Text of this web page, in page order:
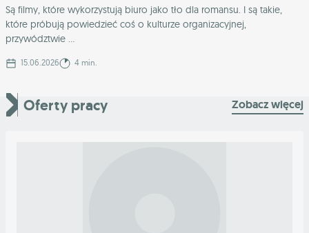
Są filmy, które wykorzystują biuro jako tło dla romansu. I są takie,
które próbują powiedzieć coś o kulturze organizacyjnej,
przywództwie ...
15.06.2026 4 min.
Oferty pracy Zobacz więcej